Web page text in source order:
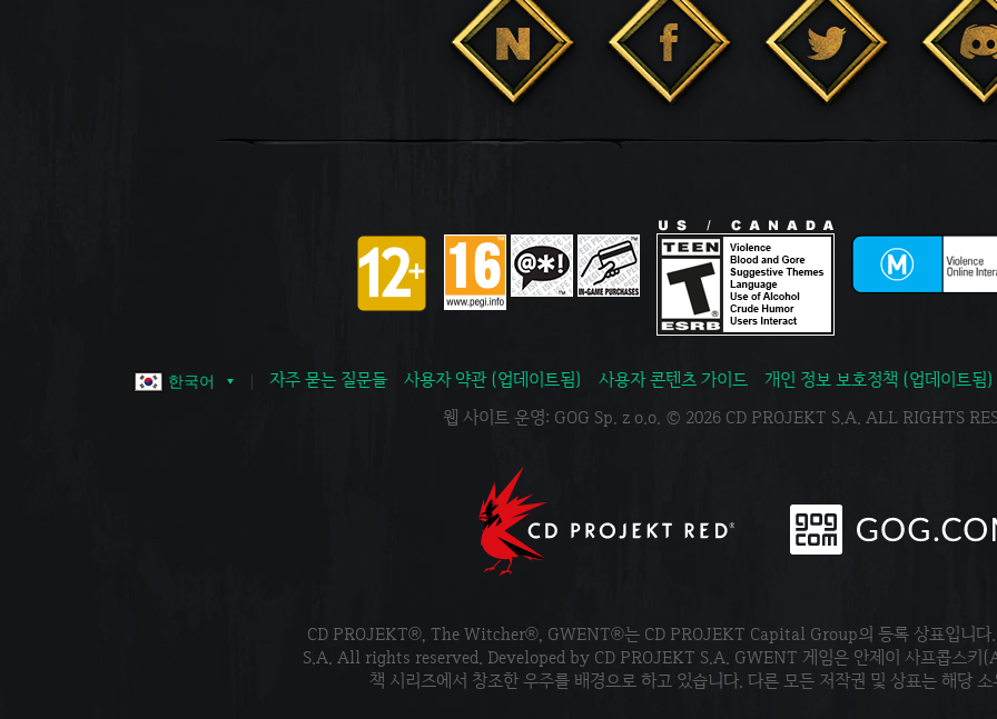
한국어 자주 묻는 질문들 사용자 약관 (업데이트됨) 사용자 콘텐츠 가이드
개인 정보 보호정책 (업데이트됨)
웹 사이트 운영: GOG Sp. z o.o. © 2026 CD PROJEKT S.A. ALL RIGHTS
CD PROJEKT®, The Witcher®, GWENT®는 CD PROJEKT Capital Group의 등록 상표입니
S.A. All rights reserved. Developed by CD PROJEKT S.A. GWENT 게임은 안제이 사프콥스키
책 시리즈에서 창조한 우주를 배경으로 하고 있습니다. 다른 모든 저작권 및 상표는 해당